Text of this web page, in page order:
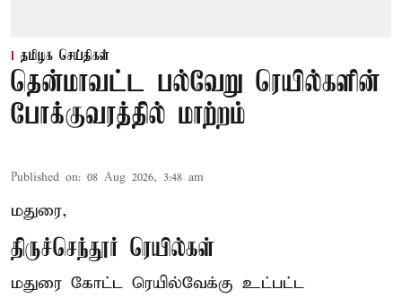
தமிழக செய்திகள்
தென்மாவட்ட பல்வேறு ரெயில்களின்
போக்குவரத்தில் மாற்றம்
Published on: 08 Aug 2026, 3:48 am
மதுரை,
திருச்செந்தூர் ரெயில்கள்
மதுரை கோட்ட ரெயில்வேக்கு உட்பட்ட